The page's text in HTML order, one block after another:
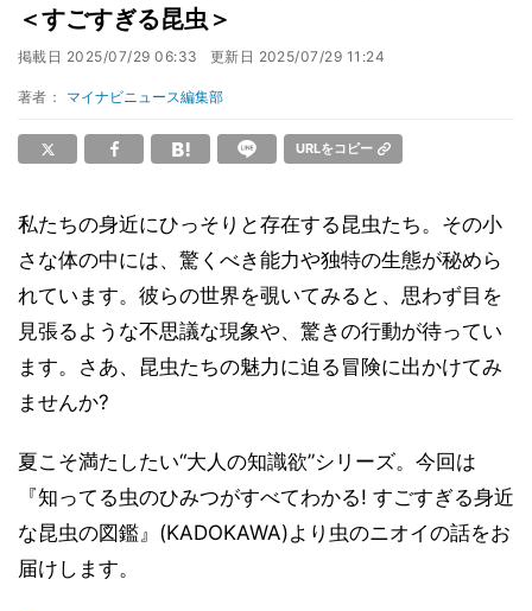
＜すごすぎる昆虫＞
掲載日 2025/07/29 06:33 更新日 2025/07/29 11:24
著者： マイナビニュース編集部
URLをコピー
私たちの身近にひっそりと存在する昆虫たち。その小
さな体の中には、驚くべき能力や独特の生態が秘めら
れています。彼らの世界を覗いてみると、思わず目を
見張るような不思議な現象や、驚きの行動が待ってい
ます。さあ、昆虫たちの魅力に迫る冒険に出かけてみ
ませんか?
夏こそ満たしたい“大人の知識欲”シリーズ。今回は
『知ってる虫のひみつがすべてわかる! すごすぎる身近
な昆虫の図鑑』(KADOKAWA)より虫のニオイの話をお
届けします。